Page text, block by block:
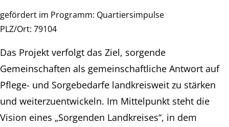
gefördert im Programm: Quartiersimpulse
PLZ/Ort: 79104
Das Projekt verfolgt das Ziel, sorgende
Gemeinschaften als gemeinschaftliche Antwort auf
Pflege- und Sorgebedarfe landkreisweit zu stärken
und weiterzuentwickeln. Im Mittelpunkt steht die
Vision eines „Sorgenden Landkreises“, in dem